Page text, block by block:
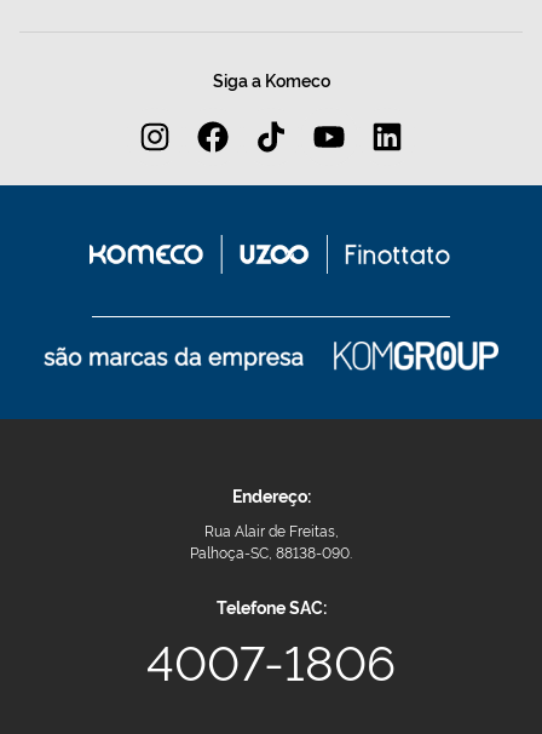
Siga a Komeco
Endereço:
Rua Alair de Freitas,
Palhoça-SC, 88138-090.
Telefone SAC:
4007-1806